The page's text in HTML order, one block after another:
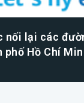
nối lại các
phố Hồ Chí